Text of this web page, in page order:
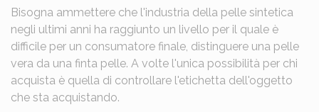
Bisogna ammettere che l'industria della pelle sintetica
negli ultimi anni ha raggiunto un livello per il quale è
difficile per un consumatore finale, distinguere una pelle
vera da una finta pelle. A volte l'unica possibilità per chi
acquista è quella di controllare l'etichetta dell'oggetto
che sta acquistando.